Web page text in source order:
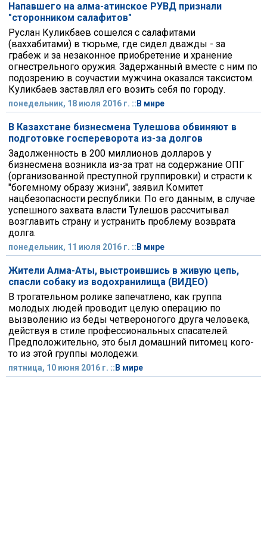
Напавшего на алма-атинское РУВД признали
"сторонником салафитов"
Руслан Куликбаев сошелся с салафитами
(ваххабитами) в тюрьме, где сидел дважды - за
грабеж и за незаконное приобретение и хранение
огнестрельного оружия. Задержанный вместе с ним по
подозрению в соучастии мужчина оказался таксистом.
Куликбаев заставлял его возить себя по городу.
понедельник, 18 июля 2016 г. :: В мире
В Казахстане бизнесмена Тулешова обвиняют в
подготовке госпереворота из-за долгов
Задолженность в 200 миллионов долларов у
бизнесмена возникла из-за трат на содержание ОПГ
(организованной преступной группировки) и страсти к
"богемному образу жизни", заявил Комитет
нацбезопасности республики. По его данным, в случае
успешного захвата власти Тулешов рассчитывал
возглавить страну и устранить проблему возврата
долга.
понедельник, 11 июля 2016 г. :: В мире
Жители Алма-Аты, выстроившись в живую цепь,
спасли собаку из водохранилища (ВИДЕО)
В трогательном ролике запечатлено, как группа
молодых людей проводит целую операцию по
вызволению из беды четвероногого друга человека,
действуя в стиле профессиональных спасателей.
Предположительно, это был домашний питомец кого-
то из этой группы молодежи.
пятница, 10 июня 2016 г. :: В мире